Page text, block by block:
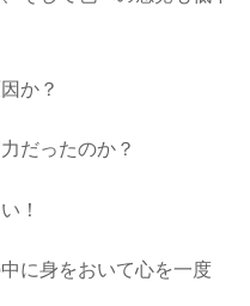
か？
だったのか？
！
に身をおいて心を一度